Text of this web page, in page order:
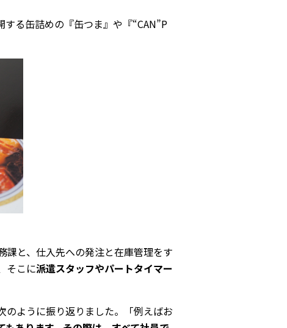
る缶詰めの『缶つま』や『“CAN”P
課と、仕入先への発注と在庫管理をす
そこに派遣スタッフやパートタイマー
のように振り返りました。「例えばお